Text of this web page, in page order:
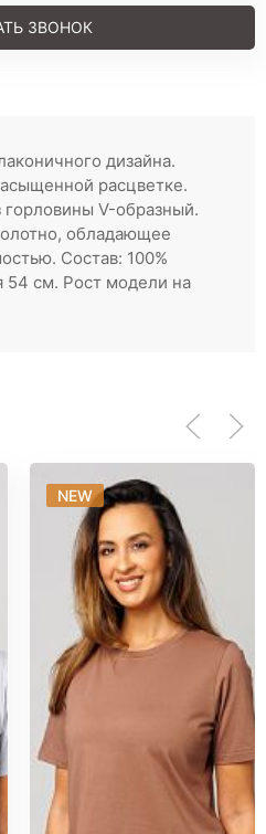
ЗВОНОК
дизайна.
расцветке.
горловины V-образный.
обладающее
Состав: 100%
54 см. Рост модели на
NEW